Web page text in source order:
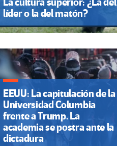
líder o la del matón?
EEUU: La capitulación de la
Universidad Columbia
frente a Trump. La
academia se postra ante la
dictadura